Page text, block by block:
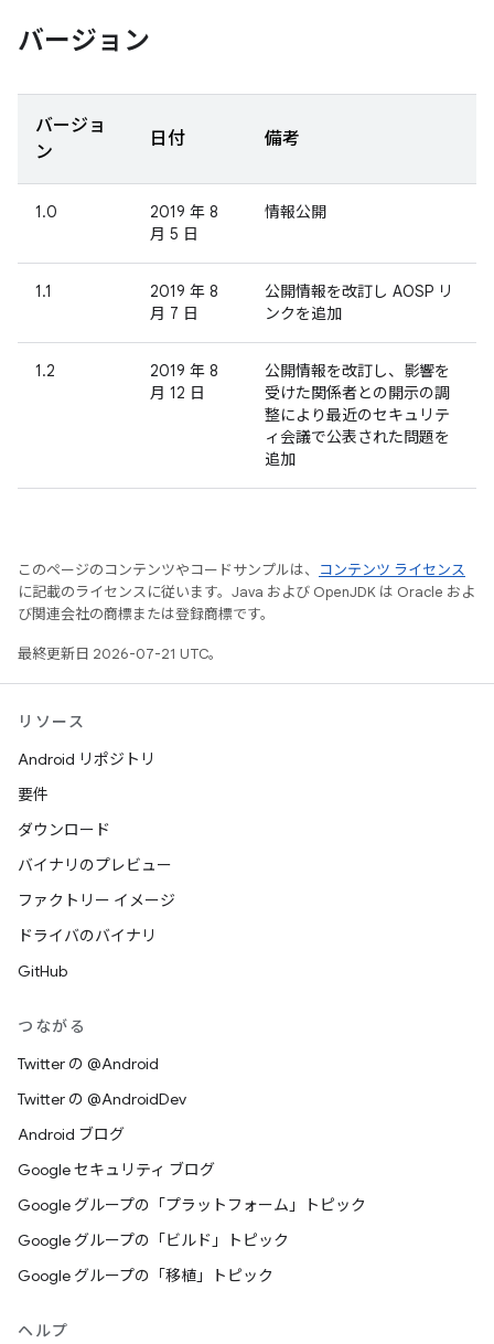
バージョン
バージョ
ン
日付 備考
1.0
2019 年 8
月 5 日
情報公開
1.1
2019 年 8
月 7 日
公開情報を改訂し AOSP リ
ンクを追加
1.2
2019 年 8
月 12 日
公開情報を改訂し、影響を
受けた関係者との開示の調
整により最近のセキュリテ
ィ会議で公表された問題を
追加
このページのコンテンツやコードサンプルは、
コンテンツ ライセンス
に記載のライセンスに従います。Java および OpenJDK は Oracle およ
び関連会社の商標または登録商標です。
最終更新日 2026-07-21 UTC。
リソース
Android リポジトリ
要件
ダウンロード
バイナリのプレビュー
ファクトリー イメージ
ドライバのバイナリ
GitHub
つながる
Twitter の @Android
Twitter の @AndroidDev
Android ブログ
Google セキュリティ ブログ
Google グループの「プラットフォーム」トピック
Google グループの「ビルド」トピック
Google グループの「移植」トピック
ヘルプ